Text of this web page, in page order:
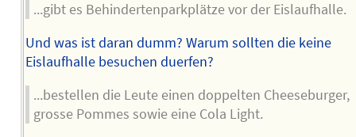
...gibt es Behindertenparkplätze vor der Eislaufhalle.
Und was ist daran dumm? Warum sollten die keine
Eislaufhalle besuchen duerfen?
...bestellen die Leute einen doppelten Cheeseburger,
grosse Pommes sowie eine Cola Light.